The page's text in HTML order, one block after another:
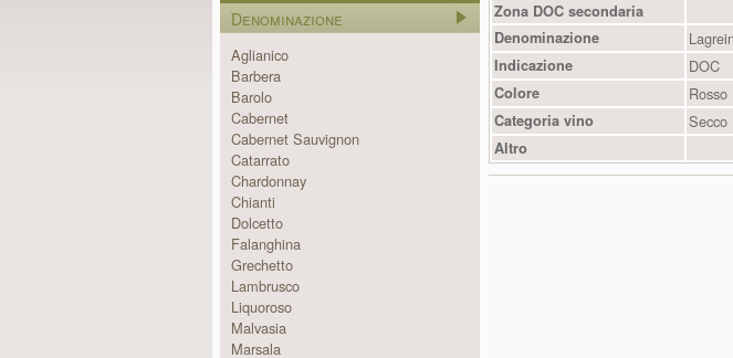
Denominazione
Aglianico
Barbera
Barolo
Cabernet
Cabernet Sauvignon
Catarrato
Chardonnay
Chianti
Dolcetto
Falanghina
Grechetto
Lambrusco
Liquoroso
Malvasia
Marsala
Zona DOC secondaria
Denominazione
Indicazione DOC
Colore Rosso
Categoria vino Secco
Altro